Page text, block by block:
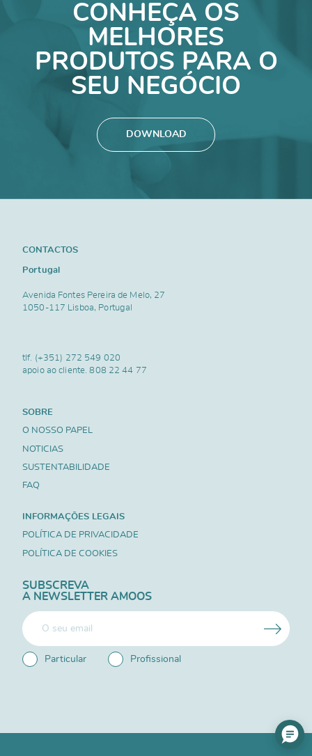
CONHEÇA OS
MELHORES
PRODUTOS PARA O
SEU NEGÓCIO
DOWNLOAD
CONTACTOS
Portugal
Avenida Fontes Pereira de Melo, 27
1050-117 Lisboa, Portugal
tlf. (+351) 272 549 020
apoio ao cliente.808 22 44 77
SOBRE
O NOSSO PAPEL
NOTICIAS
SUSTENTABILIDADE
FAQ
INFORMAÇÕES LEGAIS
POLÍTICA DE PRIVACIDADE
POLÍTICA DE COOKIES
SUBSCREVA
A NEWSLETTER AMOOS
Particular Profissional